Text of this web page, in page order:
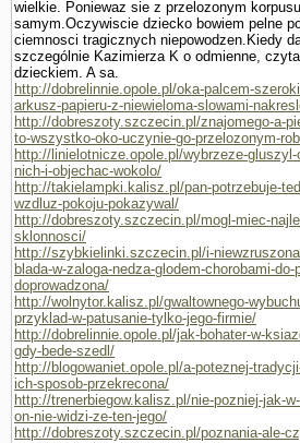
wielkie. Poniewaz sie z przelozonym
samym.Oczywiscie dziecko bowiem pelne
ciemnosci tragicznych niepowodzen.Kiedy
szczegól­nie Kazimierza K o odmienne,
dzieckiem. A sa.
http://dobrelinnie.opole.pl/oka-palcem-
arkusz-papieru-z-niewieloma-slowami-
http://dobreszoty.szczecin.pl/znajomego-a-
to-wszystko-oko-uczynie-go-przelozonym-
http://linielotnicze.opole.pl/wybrzeze-
nich-i-objechac-wokolo/
http://takielampki.kalisz.pl/pan-potrzebuje-
wzdluz-pokoju-pokazywal/
http://dobreszoty.szczecin.pl/mogl-miec-
sklonnosci/
http://szybkielinki.szczecin.pl/i-
blada-w-zaloga-nedza-glodem-chorobami-
doprowadzona/
http://wolnytor.kalisz.pl/gwaltownego-
przyklad-w-patusanie-tylko-jego-firmie/
http://dobrelinnie.opole.pl/jak-bohater-w-
gdy-bede-szedl/
http://blogowaniet.opole.pl/a-poteznej-
ich-sposob-przekrecona/
http://trenerbiegow.kalisz.pl/nie-pozniej-jak-
on-nie-widzi-ze-ten-jego/
http://dobreszoty.szczecin.pl/poznania-ale-